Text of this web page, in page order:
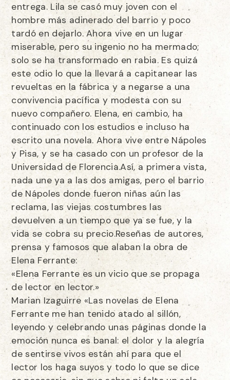
entrega. Lila se casó muy joven con el
hombre más adinerado del barrio y poco
tardó en dejarlo. Ahora vive en un lugar
miserable, pero su ingenio no ha mermado;
solo se ha transformado en rabia. Es quizá
este odio lo que la llevará a capitanear las
revueltas en la fábrica y a negarse a una
convivencia pacífica y modesta con su
nuevo compañero. Elena, en cambio, ha
continuado con los estudios e incluso ha
escrito una novela. Ahora vive entre Nápoles
y Pisa, y se ha casado con un profesor de la
Universidad de Florencia.Así, a primera vista,
nada une ya a las dos amigas, pero el barrio
de Nápoles donde fueron niñas aún las
reclama, las viejas costumbres las
devuelven a un tiempo que ya se fue, y la
vida se cobra su precio.Reseñas de autores,
prensa y famosos que alaban la obra de
Elena Ferrante:
«Elena Ferrante es un vicio que se propaga
de lector en lector.»
Marian Izaguirre «Las novelas de Elena
Ferrante me han tenido atado al sillón,
leyendo y celebrando unas páginas donde la
emoción nunca es banal: el dolor y la alegría
de sentirse vivos están ahí para que el
lector los haga suyos y todo lo que se dice